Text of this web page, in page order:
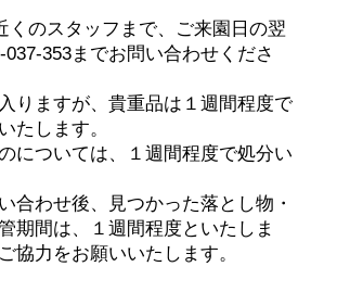
くのスタッフまで、ご来園日の翌
037-353までお問い合わせくださ
りますが、貴重品は１週間程度で
たします。
については、１週間程度で処分い
合わせ後、見つかった落とし物・
期間は、１週間程度といたしま
協力をお願いいたします。